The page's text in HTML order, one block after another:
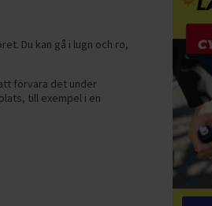
Du kan gå i lugn och ro,
förvara det under
till exempel i en